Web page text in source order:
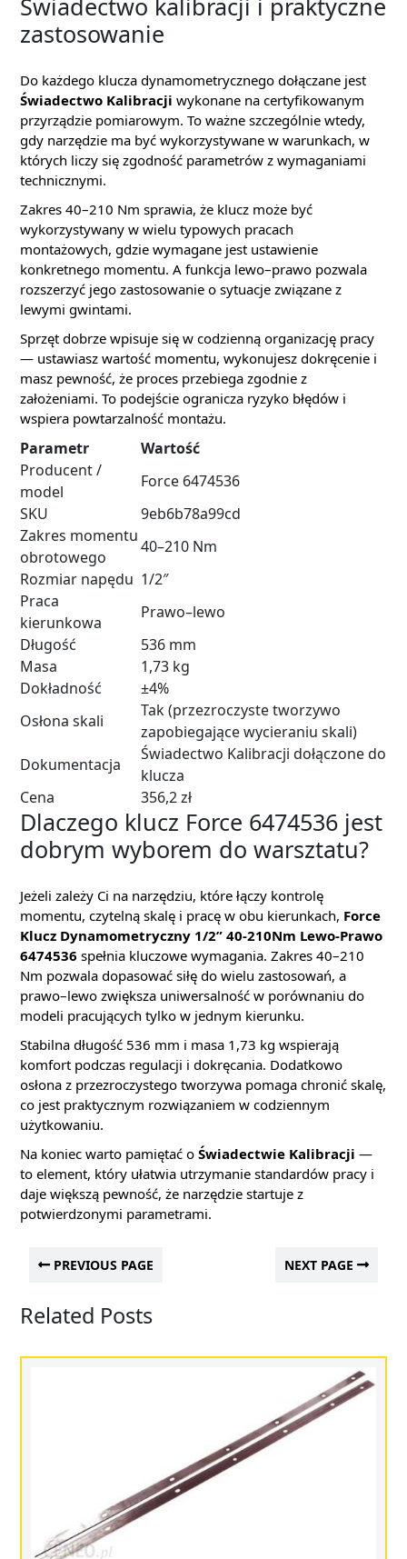
zastosowanie
Do każdego klucza dynamometrycznego dołączane jest
Świadectwo Kalibracji wykonane na certyfikowanym
przyrządzie pomiarowym. To ważne szczególnie wtedy,
gdy narzędzie ma być wykorzystywane w warunkach, w
których liczy się zgodność parametrów z wymaganiami
technicznymi.
Zakres 40–210 Nm sprawia, że klucz może być
wykorzystywany w wielu typowych pracach
montażowych, gdzie wymagane jest ustawienie
konkretnego momentu. A funkcja lewo–prawo pozwala
rozszerzyć jego zastosowanie o sytuacje związane z
lewymi gwintami.
Sprzęt dobrze wpisuje się w codzienną organizację pracy
— ustawiasz wartość momentu, wykonujesz dokręcenie i
masz pewność, że proces przebiega zgodnie z
założeniami. To podejście ogranicza ryzyko błędów i
wspiera powtarzalność montażu.
Parametr
Wartość
Producent /
model
Force 6474536
SKU
9eb6b78a99cd
Zakres momentu
obrotowego
40–210 Nm
Rozmiar napędu 1/2″
Praca
kierunkowa
Prawo–lewo
Długość
536 mm
Masa
1,73 kg
Dokładność
±4%
Osłona skali
Tak (przezroczyste tworzywo
zapobiegające wycieraniu skali)
Dokumentacja
Świadectwo Kalibracji dołączone do
klucza
Cena
356,2 zł
Dlaczego klucz Force 6474536 jest
dobrym wyborem do warsztatu?
Jeżeli zależy Ci na narzędziu, które łączy kontrolę
momentu, czytelną skalę i pracę w obu kierunkach, Force
Klucz Dynamometryczny 1/2” 40-210Nm Lewo-Prawo
6474536 spełnia kluczowe wymagania. Zakres 40–210
Nm pozwala dopasować siłę do wielu zastosowań, a
prawo–lewo zwiększa uniwersalność w porównaniu do
modeli pracujących tylko w jednym kierunku.
Stabilna długość 536 mm i masa 1,73 kg wspierają
komfort podczas regulacji i dokręcania. Dodatkowo
osłona z przezroczystego tworzywa pomaga chronić skalę,
co jest praktycznym rozwiązaniem w codziennym
użytkowaniu.
Na koniec warto pamiętać o Świadectwie Kalibracji —
to element, który ułatwia utrzymanie standardów pracy i
daje większą pewność, że narzędzie startuje z
potwierdzonymi parametrami.
PREVIOUS PAGE NEXT PAGE
Related Posts